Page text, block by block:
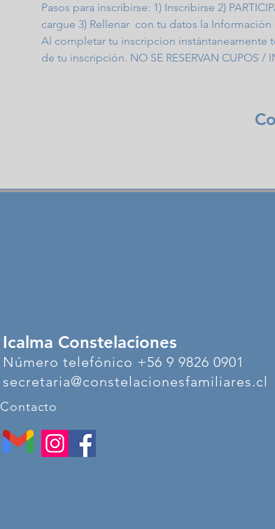
Pasos para inscribirse: 1) Inscribirse 2)
cargue 3) Rellenar  con tu datos la
Al completar tu inscripcion instántaneamente
de tu inscripción. NO SE RESERVAN CUPOS /
Icalma Constelaciones
Número telefónico +56 9 9826 0901
secretaria@constelacionesfamiliares.cl
Contacto